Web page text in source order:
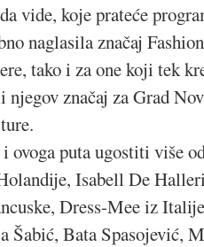
vide, koje prateće
naglasila značaj
tako i za one koji tek
značaj za Grad
ovoga puta ugostiti više
Isabell De
Dress-Mee iz
Šabić, Bata Spasojević,